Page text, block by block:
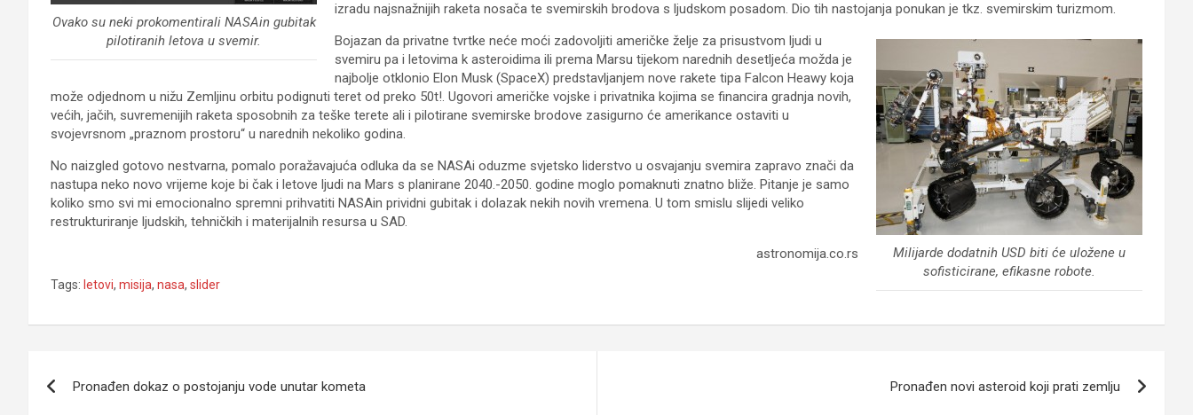
Ovako su neki prokomentirali NASAin gubitak
pilotiranih letova u svemir.
izradu najsnažnijih raketa nosača te svemirskih brodova s ljudskom posadom. Dio tih nastojanja ponukan je tkz. svemirskim turizmom.
Milijarde dodatnih USD biti će uložene u
sofisticirane, efikasne robote.
Bojazan da privatne tvrtke neće moći zadovoljiti američke želje za prisustvom ljudi u
svemiru pa i letovima k asteroidima ili prema Marsu tijekom narednih desetljeća možda je
najbolje otklonio Elon Musk (SpaceX) predstavljanjem nove rakete tipa Falcon Heawy koja
može odjednom u nižu Zemljinu orbitu podignuti teret od preko 50t!. Ugovori američke vojske i privatnika kojima se financira gradnja novih,
većih, jačih, suvremenijih raketa sposobnih za teške terete ali i pilotirane svemirske brodove zasigurno će amerikance ostaviti u
svojevrsnom „praznom prostoru“ u narednih nekoliko godina.
No naizgled gotovo nestvarna, pomalo poražavajuća odluka da se NASAi oduzme svjetsko liderstvo u osvajanju svemira zapravo znači da
nastupa neko novo vrijeme koje bi čak i letove ljudi na Mars s planirane 2040.-2050. godine moglo pomaknuti znatno bliže. Pitanje je samo
koliko smo svi mi emocionalno spremni prihvatiti NASAin prividni gubitak i dolazak nekih novih vremena. U tom smislu slijedi veliko
restrukturiranje ljudskih, tehničkih i materijalnih resursa u SAD.
astronomija.co.rs
Tags: letovi, misija, nasa, slider
članaka
Pronađen dokaz o postojanju vode unutar kometa Pronađen novi asteroid koji prati zemlju